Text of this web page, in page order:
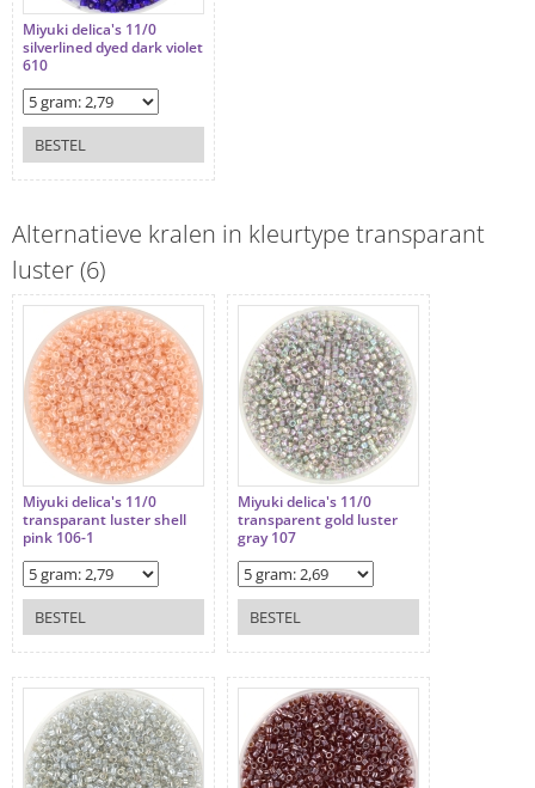
Miyuki delica's 11/0
silverlined dyed dark violet
610
BESTEL
Alternatieve kralen in kleurtype transparant
luster (6)
Miyuki delica's 11/0
transparant luster shell
pink 106-1
BESTEL
Miyuki delica's 11/0
transparent gold luster
gray 107
BESTEL